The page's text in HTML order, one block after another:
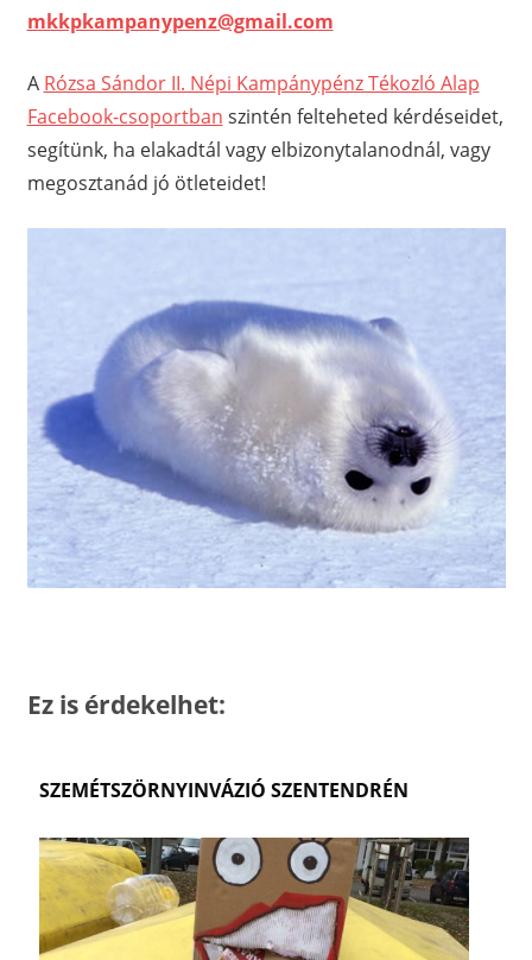
mkkpkampanypenz@gmail.com
A Rózsa Sándor II. Népi Kampánypénz Tékozló Alap
Facebook-csoportban szintén felteheted kérdéseidet,
segítünk, ha elakadtál vagy elbizonytalanodnál, vagy
megosztanád jó ötleteidet!
Ez is érdekelhet:
SZEMÉTSZÖRNYINVÁZIÓ SZENTENDRÉN